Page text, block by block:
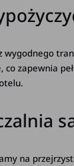
wygodnego
co zapewnia
na